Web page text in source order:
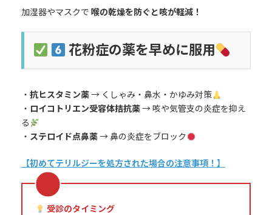
加湿器やマスクで 喉の乾燥を防ぐと咳が軽減！
花粉症の薬を早めに服用
・ 抗ヒスタミン薬→ くしゃみ・鼻水・かゆみ対策
・ ロイコトリエン受容体拮抗薬→ 咳や気管支の炎症を抑え
る
・ ステロイド点鼻薬→ 鼻の炎症をブロック
【初めてテリルジーを処方された場合の注意事項！】
受診のタイミング